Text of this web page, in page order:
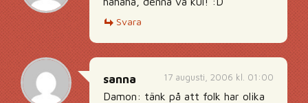
Svara
17 augusti, 2006 kl. 01:00
sanna
Damon: tänk på att folk har olika